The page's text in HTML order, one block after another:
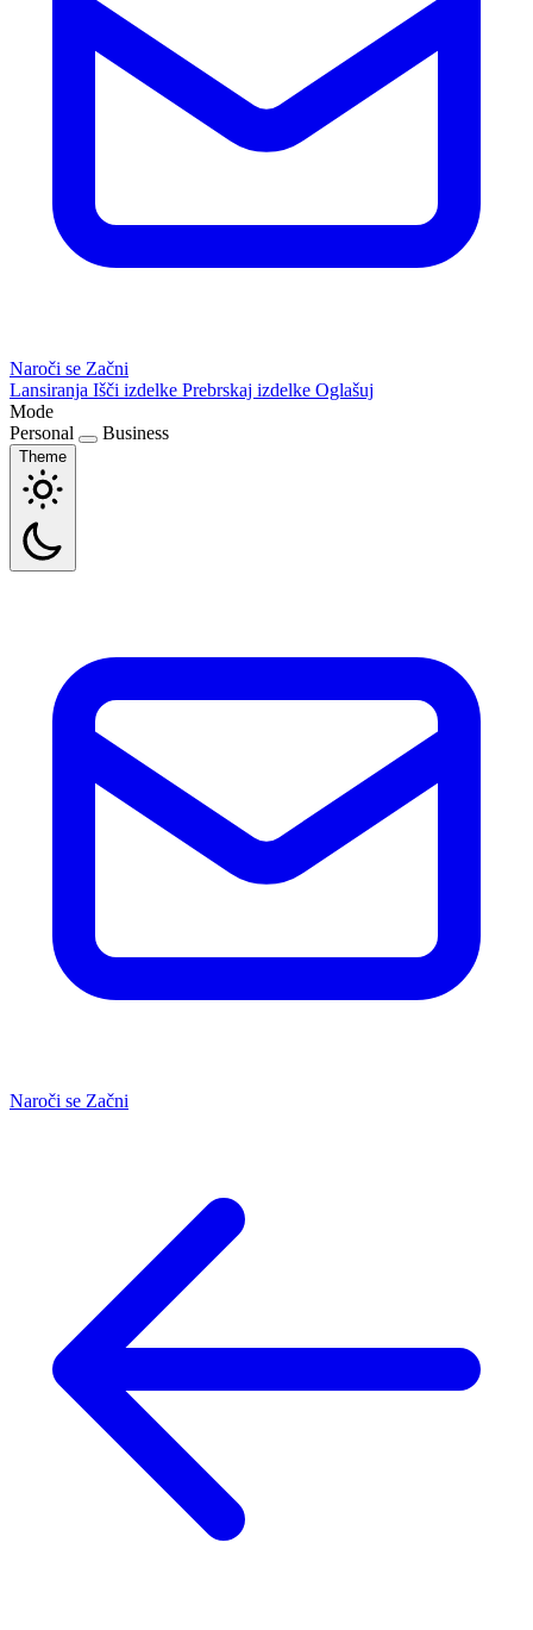
Naroči se Začni
Lansiranja Išči izdelke Prebrskaj izdelke Oglašuj
Mode
Personal
Business
Theme
Naroči se Začni